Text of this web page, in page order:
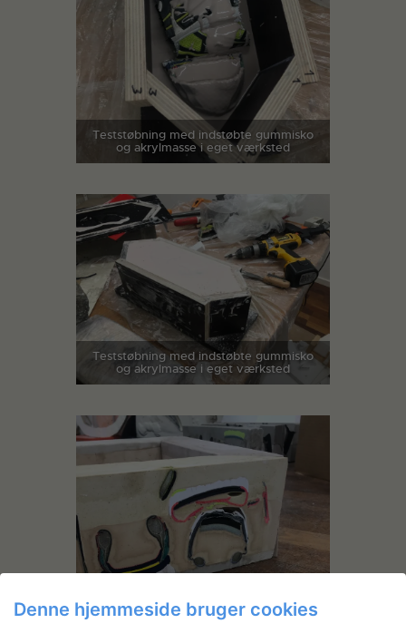
Teststøbning med indstøbte gummisko
og akrylmasse i eget værksted
Teststøbning med indstøbte gummisko
og akrylmasse i eget værksted
Denne hjemmeside bruger cookies